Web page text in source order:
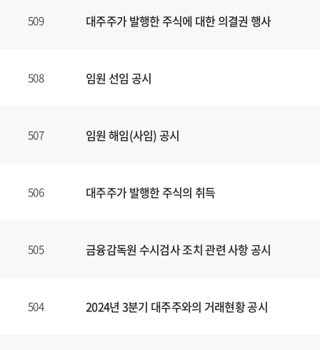
509 대주주가 발행한 주식에 대한 의결권 행사
508 임원 선임 공시
507 임원 해임(사임) 공시
506 대주주가 발행한 주식의 취득
505 금융감독원 수시검사 조치 관련 사항 공시
504 2024년 3분기 대주주와의 거래현황 공시